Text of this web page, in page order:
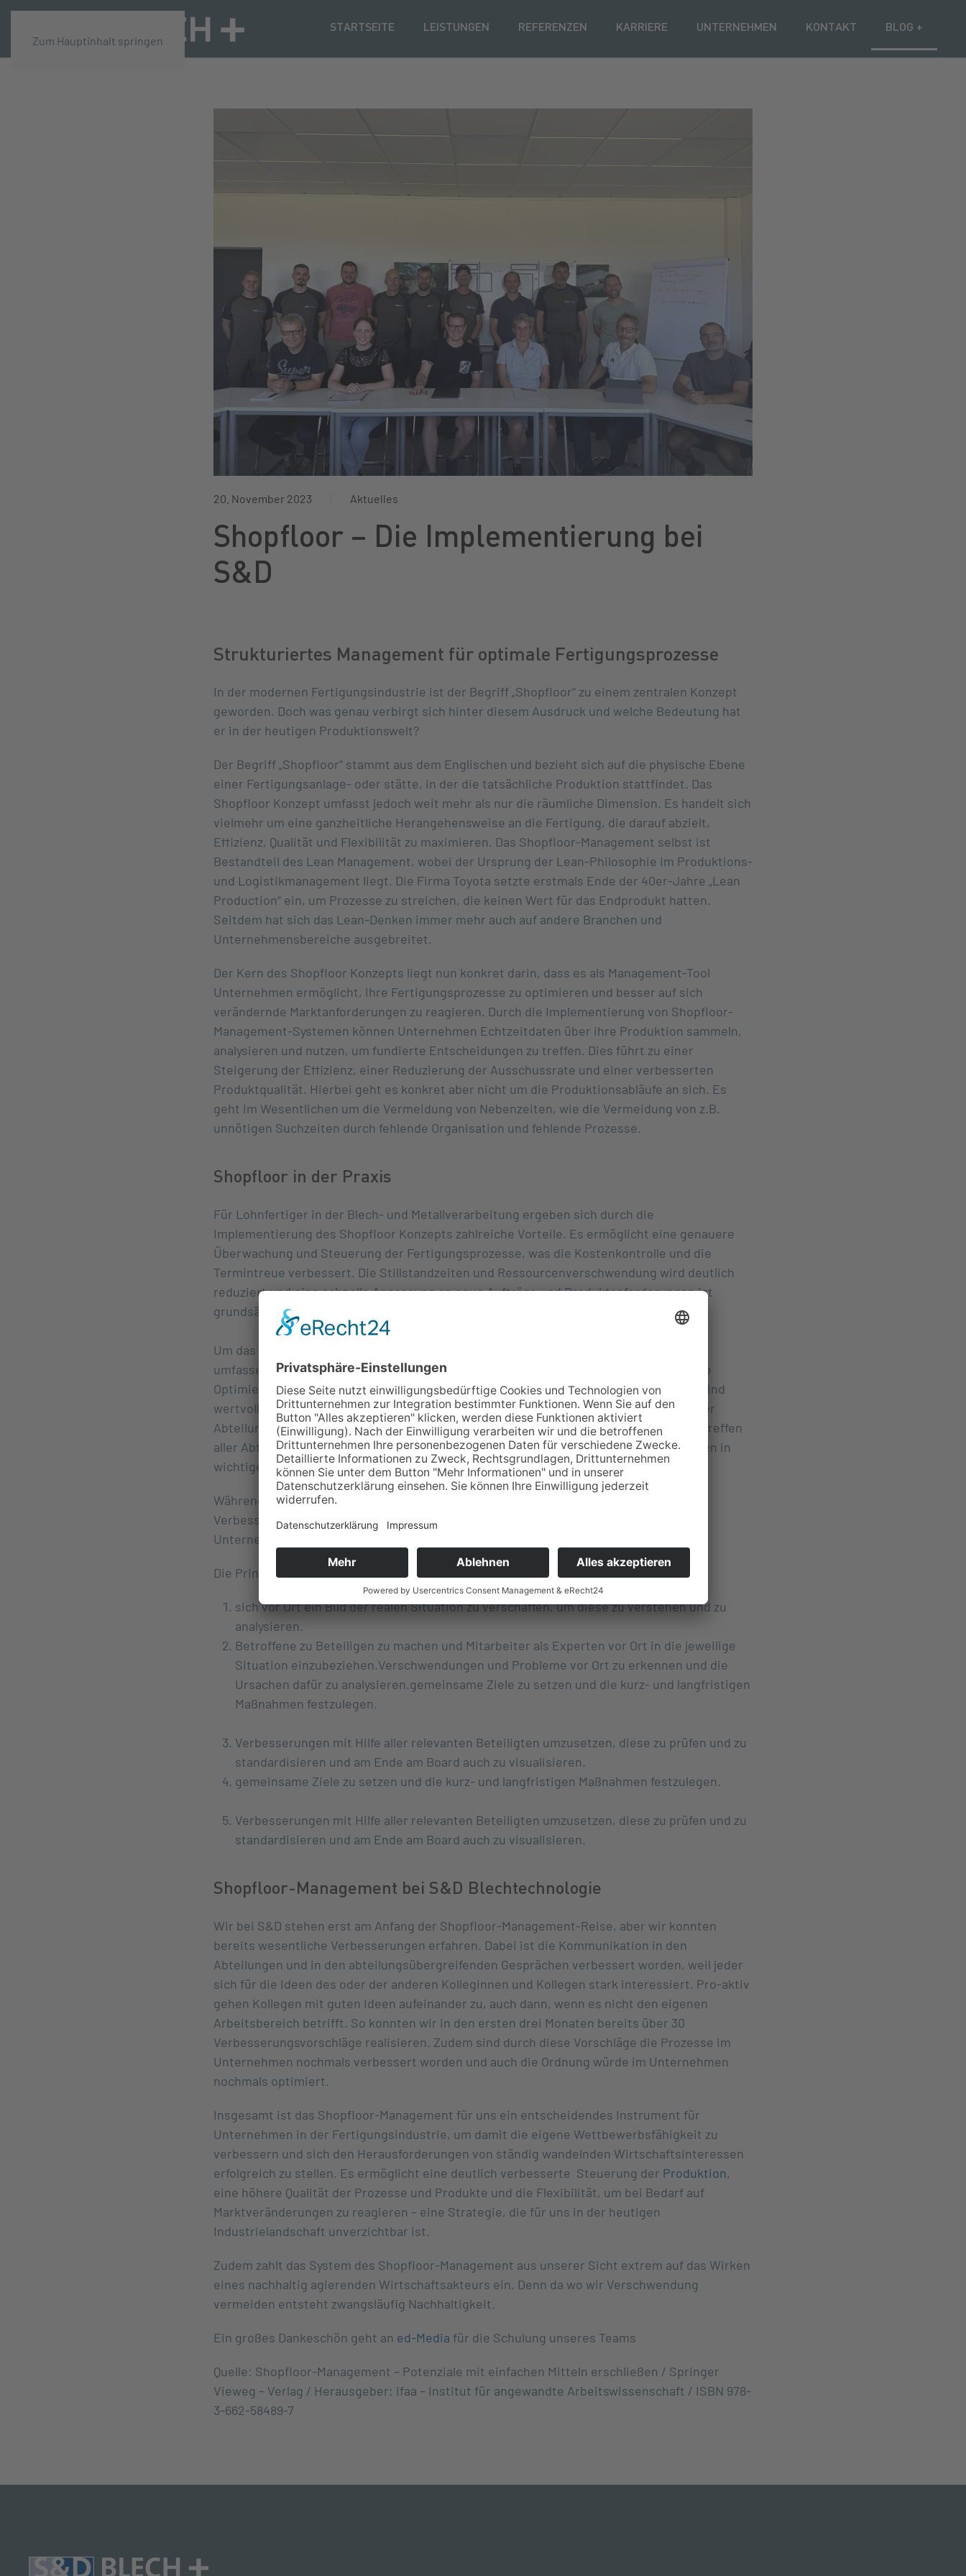
Zum Hauptinhalt springen
STARTSEITE LEISTUNGEN REFERENZEN KARRIERE UNTERNEHMEN KONTAKT BLOG +
20. November 2023 Aktuelles
Shopfloor – Die Implementierung bei
S&D
Strukturiertes Management für optimale Fertigungsprozesse
In der modernen Fertigungsindustrie ist der Begriff „Shopfloor“ zu einem zentralen Konzept
geworden. Doch was genau verbirgt sich hinter diesem Ausdruck und welche Bedeutung hat
er in der heutigen Produktionswelt?
Der Begriff „Shopfloor“ stammt aus dem Englischen und bezieht sich auf die physische Ebene
einer Fertigungsanlage- oder stätte, in der die tatsächliche Produktion stattfindet. Das
Shopfloor Konzept umfasst jedoch weit mehr als nur die räumliche Dimension. Es handelt sich
vielmehr um eine ganzheitliche Herangehensweise an die Fertigung, die darauf abzielt,
Effizienz, Qualität und Flexibilität zu maximieren. Das Shopfloor-Management selbst ist
Bestandteil des Lean Management, wobei der Ursprung der Lean-Philosophie im Produktions-
und Logistikmanagement liegt. Die Firma Toyota setzte erstmals Ende der 40er-Jahre „Lean
Production“ ein, um Prozesse zu streichen, die keinen Wert für das Endprodukt hatten.
Seitdem hat sich das Lean-Denken immer mehr auch auf andere Branchen und
Unternehmensbereiche ausgebreitet.
Der Kern des Shopfloor Konzepts liegt nun konkret darin, dass es als Management-Tool
Unternehmen ermöglicht, ihre Fertigungsprozesse zu optimieren und besser auf sich
verändernde Marktanforderungen zu reagieren. Durch die Implementierung von Shopfloor-
Management-Systemen können Unternehmen Echtzeitdaten über ihre Produktion sammeln,
analysieren und nutzen, um fundierte Entscheidungen zu treffen. Dies führt zu einer
Steigerung der Effizienz, einer Reduzierung der Ausschussrate und einer verbesserten
Produktqualität. Hierbei geht es konkret aber nicht um die Produktionsabläufe an sich. Es
geht im Wesentlichen um die Vermeidung von Nebenzeiten, wie die Vermeidung von z.B.
unnötigen Suchzeiten durch fehlende Organisation und fehlende Prozesse.
Shopfloor in der Praxis
Für Lohnfertiger in der Blech- und Metallverarbeitung ergeben sich durch die
Implementierung des Shopfloor Konzepts zahlreiche Vorteile. Es ermöglicht eine genauere
Überwachung und Steuerung der Fertigungsprozesse, was die Kostenkontrolle und die
Termintreue verbessert. Die Stillstandzeiten und Ressourcenverschwendung wird deutlich
reduziert und eine schnelle Anpassung an neue Aufträge und Produktanforderungen ist
grundsätzlich gegeben.
Um das Shopfloor Konzept umzusetzen, haben wir bei der S&D in diesem Jahr auf eine
umfassende Schulung unserer Mitarbeiter gesetzt. Dabei werden alle Mitarbeiter in die
Optimierung der Fertigungsprozesse einbezogen. Ihre Erfahrung und ihr Fachwissen sind
wertvolle Beiträge, die in den wöchentlich stattfindenden Shopfloor-Treffen die in jeder
Abteilung durchgeführt werden. Darüber hinaus findet ein Abteilungsübergreifendes Treffen
aller Abteilungsleiter statt, wodurch im Besonderen die Interessen anderer Abteilungen in
wichtige Überlegungen einbezogen werden.
Während der Treffen bespricht man speziell gestalteten Shopfloor-Board aktuelle
Verbesserungsideen, Probleme, Reklamationen und Kennzahlen, die helfen sollen, die
Unternehmensprozesse weiter zu verbessern.
Die Prinzipien des Shopfloor-Managements sind dabei:
sich vor Ort ein Bild der realen Situation zu verschaffen, um diese zu verstehen und zu
analysieren.
Betroffene zu Beteiligen zu machen und Mitarbeiter als Experten vor Ort in die jeweilige
Situation einzubeziehen.Verschwendungen und Probleme vor Ort zu erkennen und die
Ursachen dafür zu analysieren.gemeinsame Ziele zu setzen und die kurz- und langfristigen
Maßnahmen festzulegen.
Verbesserungen mit Hilfe aller relevanten Beteiligten umzusetzen, diese zu prüfen und zu
standardisieren und am Ende am Board auch zu visualisieren.
gemeinsame Ziele zu setzen und die kurz- und langfristigen Maßnahmen festzulegen.
Verbesserungen mit Hilfe aller relevanten Beteiligten umzusetzen, diese zu prüfen und zu
standardisieren und am Ende am Board auch zu visualisieren.
Shopfloor-Management bei S&D Blechtechnologie
Wir bei S&D stehen erst am Anfang der Shopfloor-Management-Reise, aber wir konnten
bereits wesentliche Verbesserungen erfahren. Dabei ist die Kommunikation in den
Abteilungen und in den abteilungsübergreifenden Gesprächen verbessert worden, weil jeder
sich für die Ideen des oder der anderen Kolleginnen und Kollegen stark interessiert. Pro-aktiv
gehen Kollegen mit guten Ideen aufeinander zu, auch dann, wenn es nicht den eigenen
Arbeitsbereich betrifft. So konnten wir in den ersten drei Monaten bereits über 30
Verbesserungsvorschläge realisieren. Zudem sind durch diese Vorschläge die Prozesse im
Unternehmen nochmals verbessert worden und auch die Ordnung würde im Unternehmen
nochmals optimiert.
Insgesamt ist das Shopfloor-Management für uns ein entscheidendes Instrument für
Unternehmen in der Fertigungsindustrie, um damit die eigene Wettbewerbsfähigkeit zu
verbessern und sich den Herausforderungen von ständig wandelnden Wirtschaftsinteressen
erfolgreich zu stellen. Es ermöglicht eine deutlich verbesserte Steuerung der Produktion,
eine höhere Qualität der Prozesse und Produkte und die Flexibilität, um bei Bedarf auf
Marktveränderungen zu reagieren – eine Strategie, die für uns in der heutigen
Industrielandschaft unverzichtbar ist.
Zudem zahlt das System des Shopfloor-Management aus unserer Sicht extrem auf das Wirken
eines nachhaltig agierenden Wirtschaftsakteurs ein. Denn da wo wir Verschwendung
vermeiden entsteht zwangsläufig Nachhaltigkeit.
Ein großes Dankeschön geht an ed-Media für die Schulung unseres Teams
Quelle: Shopfloor-Management – Potenziale mit einfachen Mitteln erschließen / Springer
Vieweg – Verlag / Herausgeber: ifaa – Institut für angewandte Arbeitswissenschaft / ISBN 978-
3-662-58489-7